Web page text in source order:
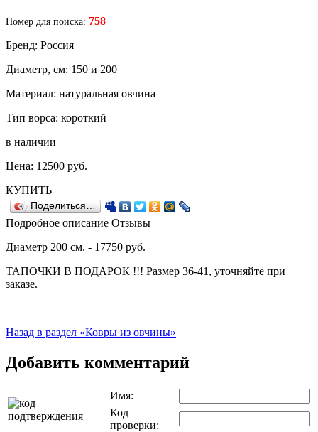
Номер для поиска: 758
Бренд: Россия
Диаметр, см: 150 и 200
Материал: натуральная овчина
Тип ворса: короткий
в наличии
Цена: 12500 руб.
КУПИТЬ
Поделиться…
Подробное описание Отзывы
Диаметр 200 см. - 17750 руб.
ТАПОЧКИ В ПОДАРОК !!! Размер 36-41, уточняйте при
заказе.
Назад в раздел «Ковры из овчины»
Добавить комментарий
Имя:
Код
проверки: